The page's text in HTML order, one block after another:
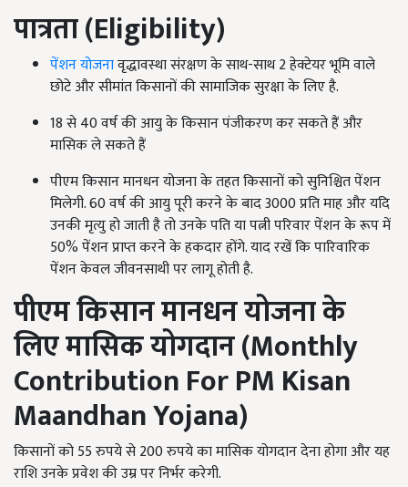
पात्रता (Eligibility)
पेंशन योजनावृद्धावस्था संरक्षण के साथ-साथ 2 हेक्टेयर भूमि वाले
छोटे और सीमांत किसानों की सामाजिक सुरक्षा के लिए है.
18 से 40 वर्ष की आयु के किसान पंजीकरण कर सकते हैं और
मासिक ले सकते हैं
पीएम किसान मानधन योजना के तहत किसानों को सुनिश्चित पेंशन
मिलेगी. 60 वर्ष की आयु पूरी करने के बाद 3000 प्रति माह और यदि
उनकी मृत्यु हो जाती है तो उनके पति या पत्नी परिवार पेंशन के रूप में
50% पेंशन प्राप्त करने के हकदार होंगे. याद रखें कि पारिवारिक
पेंशन केवल जीवनसाथी पर लागू होती है.
पीएम किसान मानधन योजना के
लिए मासिक योगदान (Monthly
Contribution For PM Kisan
Maandhan Yojana)
किसानों को 55 रुपये से 200 रुपये का मासिक योगदान देना होगा और यह
राशि उनके प्रवेश की उम्र पर निर्भर करेगी.